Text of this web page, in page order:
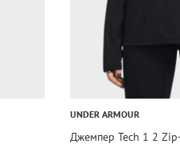
UNDER ARMOUR
Джемпер Tech 1 2